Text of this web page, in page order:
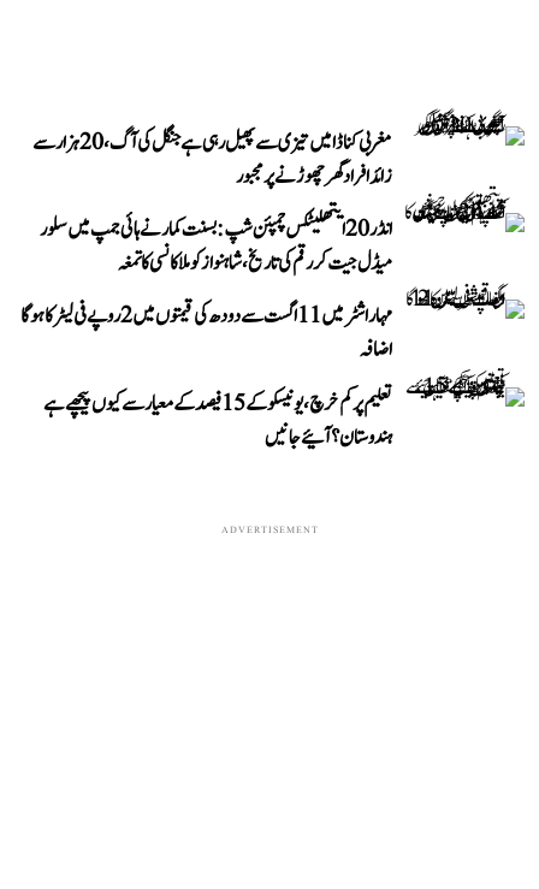
مغربی کناڈا میں تیزی سے پھیل رہی ہے جنگل کی آگ، 20 ہزار سے
زائد افراد گھر چھوڑنے پر مجبور
انڈر 20 ایتھلیٹکس چمپئن شپ: بسنت کمار نے ہائی جمپ میں سلور
میڈل جیت کر رقم کی تاریخ، شاہنواز کو ملا کانسی کا تمغہ
مہاراشٹر میں 11 اگست سے دودھ کی قیمتوں میں 2 روپے فی لیٹر کا ہوگا
اضافہ
تعلیم پر کم خرچ، یونیسکو کے 15 فیصد کے معیار سے کیوں پیچھے ہے
ہندوستان؟ آئیے جانیں
ADVERTISEMENT